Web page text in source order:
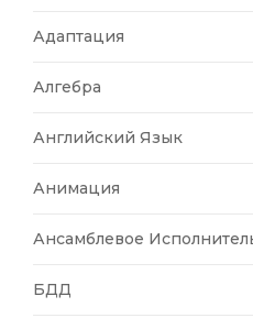
Адаптация
Алгебра
Английский Язык
Анимация
Ансамблевое
БДД